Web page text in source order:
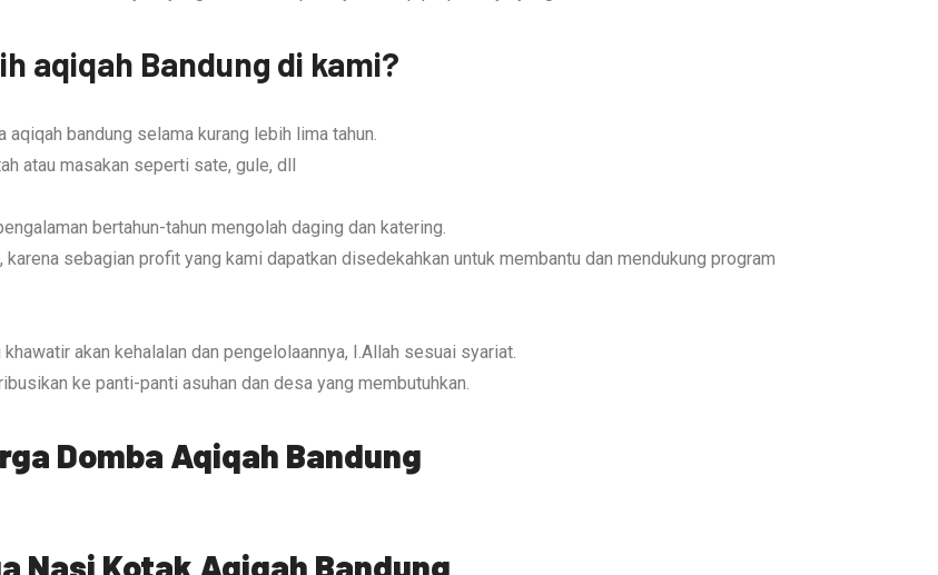
aqiqah Bandung di kami?
bandung selama kurang lebih lima tahun.
atau masakan seperti sate, gule, dll
bertahun-tahun mengolah daging dan katering.
sebagian profit yang kami dapatkan disedekahkan untuk membantu dan mendukung program
akan kehalalan dan pengelolaannya, I.Allah sesuai syariat.
ke panti-panti asuhan dan desa yang membutuhkan.
Domba Aqiqah Bandung
Nasi Kotak Aqiqah Bandung